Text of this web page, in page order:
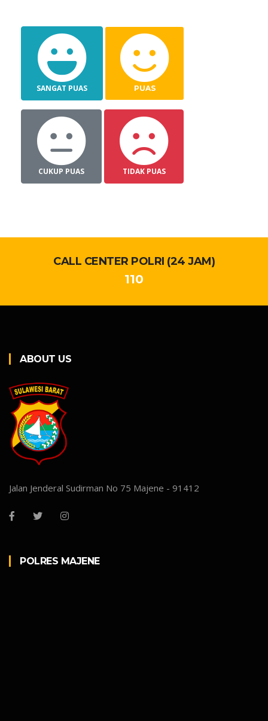
SANGAT PUAS PUAS
CUKUP PUAS TIDAK PUAS
CALL CENTER POLRI (24 JAM)
110
ABOUT US
Jalan Jenderal Sudirman No 75 Majene - 91412
POLRES MAJENE